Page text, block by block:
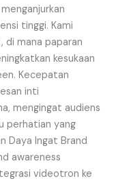
tinggi. Kami
mana paparan
kesukaan
Kecepatan
inti
mengingat audiens
perhatian yang
Daya Ingat Brand
awareness
videotron ke